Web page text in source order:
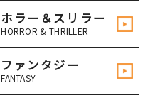
ホラー＆スリラー
HORROR & THRILLER
ファンタジー
FANTASY